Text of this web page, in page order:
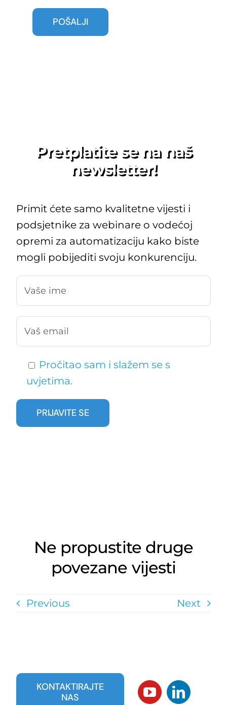
Pretplatite se na naš
newsletter!
Primit ćete samo kvalitetne vijesti i
podsjetnike za webinare o vodećoj
opremi za automatizaciju kako biste
mogli pobijediti svoju konkurenciju.
Pročitao sam i slažem se s
uvjetima.
Ne propustite druge
povezane vijesti
Previous Next
KONTAKTIRAJTE
NAS